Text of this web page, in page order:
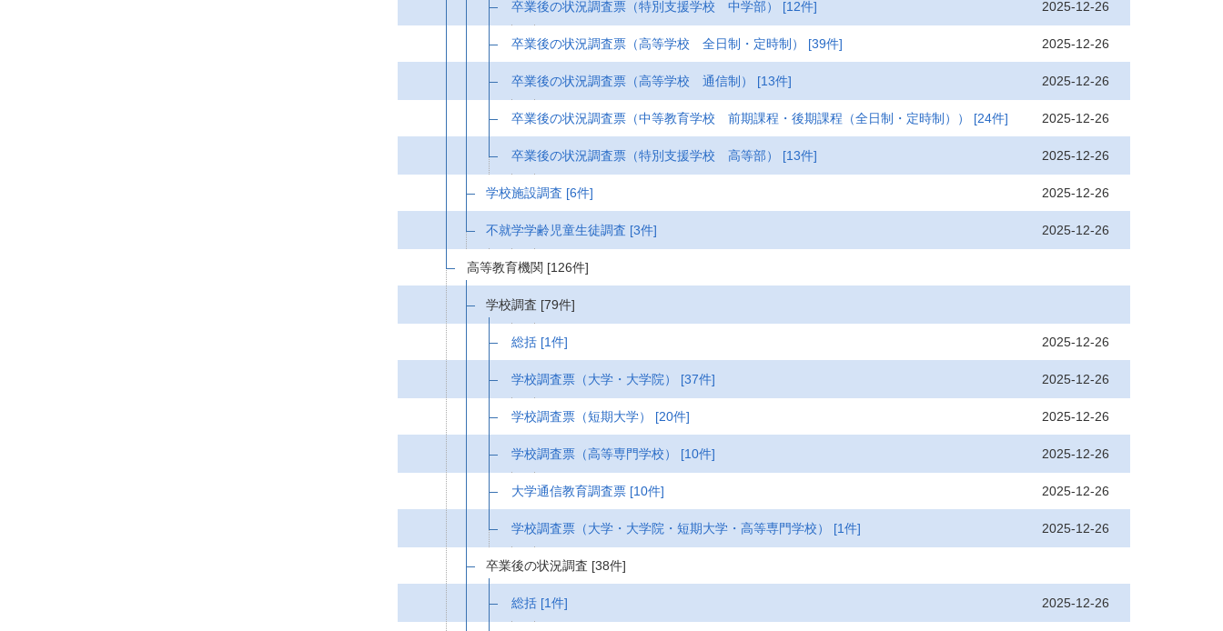
卒業後の状況調査票（特別支援学校 中学部） [12件] 2025-12-26
卒業後の状況調査票（高等学校 全日制・定時制） [39件] 2025-12-26
卒業後の状況調査票（高等学校 通信制） [13件] 2025-12-26
卒業後の状況調査票（中等教育学校 前期課程・後期課程（全日制・定時制）） [24件] 2025-12-26
卒業後の状況調査票（特別支援学校 高等部） [13件] 2025-12-26
学校施設調査 [6件] 2025-12-26
不就学学齢児童生徒調査 [3件] 2025-12-26
高等教育機関 [126件]
学校調査 [79件]
総括 [1件] 2025-12-26
学校調査票（大学・大学院） [37件] 2025-12-26
学校調査票（短期大学） [20件] 2025-12-26
学校調査票（高等専門学校） [10件] 2025-12-26
大学通信教育調査票 [10件] 2025-12-26
学校調査票（大学・大学院・短期大学・高等専門学校） [1件] 2025-12-26
卒業後の状況調査 [38件]
総括 [1件] 2025-12-26